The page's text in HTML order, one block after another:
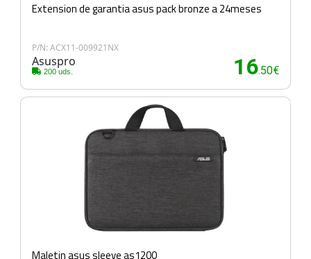
Extension de garantia asus pack bronze a 24meses
P/N: ACX11-009921NX
Asuspro
200 uds. 16.50€
Maletin asus sleeve as1200